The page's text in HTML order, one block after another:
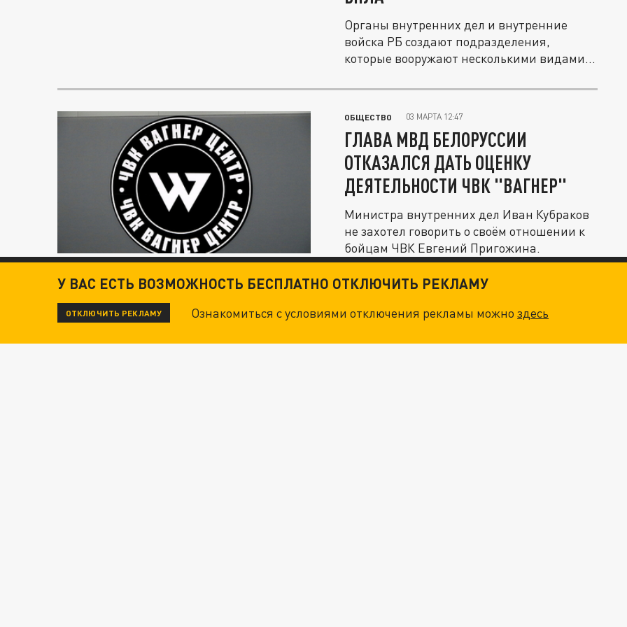
Органы внутренних дел и внутренние
войска РБ создают подразделения,
которые вооружают несколькими видами...
ОБЩЕСТВО 03 МАРТА 12:47
ГЛАВА МВД БЕЛОРУССИИ
ОТКАЗАЛСЯ ДАТЬ ОЦЕНКУ
ДЕЯТЕЛЬНОСТИ ЧВК "ВАГНЕР"
Министра внутренних дел Иван Кубраков
не захотел говорить о своём отношении к
бойцам ЧВК Евгений Пригожина.
У ВАС ЕСТЬ ВОЗМОЖНОСТЬ БЕСПЛАТНО ОТКЛЮЧИТЬ РЕКЛАМУ
ОТКЛЮЧИТЬ РЕКЛАМУ Ознакомиться с условиями отключения рекламы можноздесь